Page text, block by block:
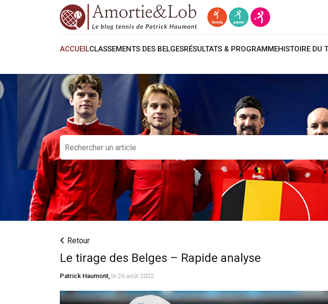
ACCUEILCLASSEMENTS DES BELGESRÉSULTATS & PROGRAMMEHISTOIRE DU
Retour
Le tirage des Belges – Rapide analyse
Patrick Haumont, le 26 août 2022